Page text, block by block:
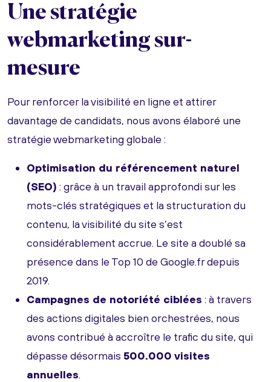
Une stratégie
webmarketing sur-
mesure
Pour renforcer la visibilité en ligne et attirer
davantage de candidats, nous avons élaboré une
stratégie webmarketing globale :
Optimisation du référencement naturel
(SEO) : grâce à un travail approfondi sur les
mots-clés stratégiques et la structuration du
contenu, la visibilité du site s’est
considérablement accrue. Le site a doublé sa
présence dans le Top 10 de Google.fr depuis
2019.
Campagnes de notoriété ciblées : à travers
des actions digitales bien orchestrées, nous
avons contribué à accroître le trafic du site, qui
dépasse désormais 500.000 visites
annuelles.